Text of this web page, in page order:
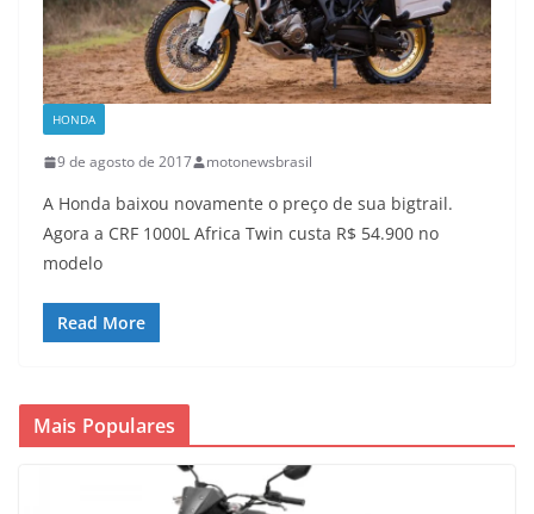
HONDA
9 de agosto de 2017 motonewsbrasil
A Honda baixou novamente o preço de sua bigtrail.
Agora a CRF 1000L Africa Twin custa R$ 54.900 no
modelo
Read More
Mais Populares